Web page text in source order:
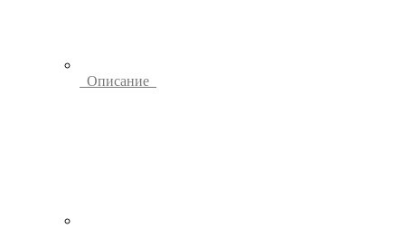
Описание